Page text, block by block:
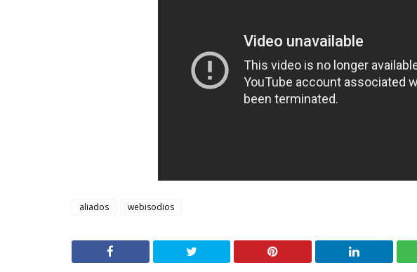
aliados webisodios